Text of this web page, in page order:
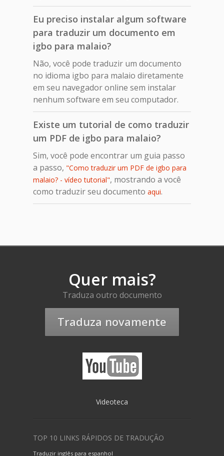
Eu preciso instalar algum software
para traduzir um documento em
igbo para malaio?
Não, você pode traduzir um documento
no idioma igbo para malaio diretamente
em seu navegador online sem instalar
nenhum software em seu computador.
Existe um tutorial de como traduzir
um PDF de igbo para malaio?
Sim, você pode encontrar um guia passo
a passo, "Como traduzir um PDF de igbo para
malaio? - vídeo tutorial", mostrando a você
como traduzir seu documento aqui.
Quer mais?
Traduza outro documento
Traduza novamente
Videoteca
TOP 10 LINKS RÁPIDOS DE TRADUÇÃO
Traduzir inglês para espanhol